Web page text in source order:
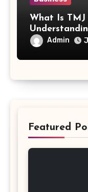
What Is
Treatment
Admin
Featured